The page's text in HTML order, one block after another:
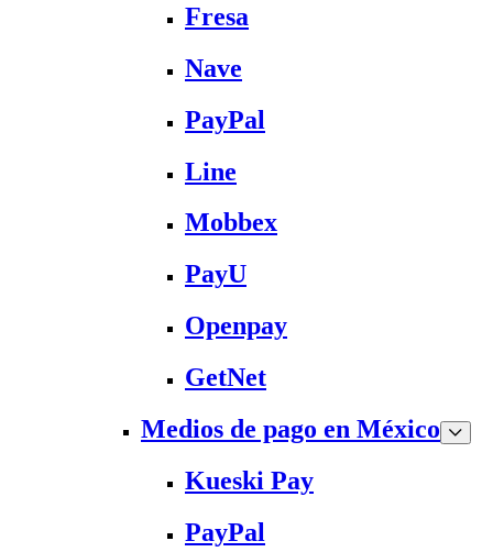
Fresa
Nave
PayPal
Line
Mobbex
PayU
Openpay
GetNet
Medios de pago en México
Kueski Pay
PayPal